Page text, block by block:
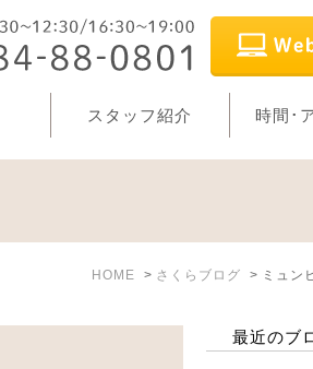
スタッフ紹介 時間･
HOME さくらブログ
最近のブ